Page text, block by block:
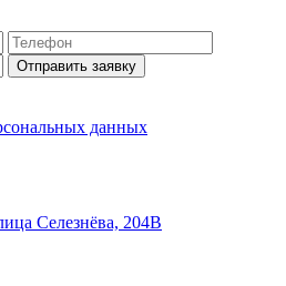
Отправить заявку
данных
Селезнёва, 204В